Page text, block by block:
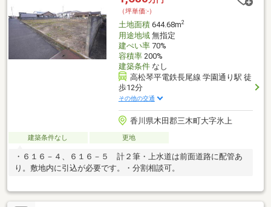
（坪単価:-）
土地面積644.68m2
用途地域無指定
建ぺい率70%
容積率200%
建築条件なし
高松琴平電鉄長尾線 学園通り駅 徒
歩12分
その他の交通
香川県木田郡三木町大字氷上
建築条件なし 更地
・６１６－４、６１６－５ 計２筆・上水道は前面道路に配管あ
り。敷地内に引込が必要です。・分割相談可。